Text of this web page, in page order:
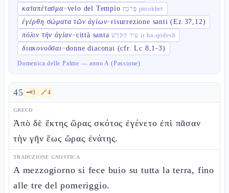
καταπέτασμα=velo del Tempio פָּרֹכֶת parokhet
ἐγέρθη σώματα τῶν ἁγίων=risurrezione santi (Ez 37,12)
πόλιν τὴν ἁγίαν=città santa עִיר הַקֹּדֶשׁ ir ha-qodesh
διακονοῦσαι=donne diaconai (cfr. Lc 8,1-3)
Domenica delle Palme — anno A (Passione)
45 🗝️3 🔗4
GRECO
Ἀπὸ δὲ ἕκτης ὥρας σκότος ἐγένετο ἐπὶ πᾶσαν
τὴν γῆν ἕως ὥρας ἐνάτης.
TRADUZIONE GNOSTICA
A mezzogiorno si fece buio su tutta la terra, fino
alle tre del pomeriggio.